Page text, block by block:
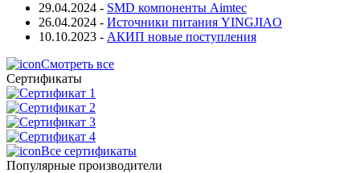
29.04.2024 - SMD компоненты Aimtec
26.04.2024 - Источники питания YINGJIAO
10.10.2023 - АКИП новые поступления
Смотреть все
Сертификаты
Все сертификаты
Популярные производители